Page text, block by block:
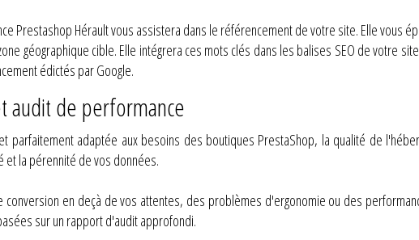
Prestashop Hérault vous assistera dans le référencement de votre site. Elle vous
géographique cible. Elle intégrera ces mots clés dans les balises SEO de votre
édictés par Google.
audit de performance
parfaitement adaptée aux besoins des boutiques PrestaShop, la qualité de
la pérennité de vos données.
conversion en deçà de vos attentes, des problèmes d'ergonomie ou des
sur un rapport d'audit approfondi.